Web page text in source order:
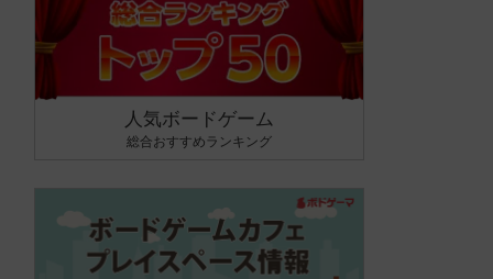
人気ボードゲーム
総合おすすめランキング